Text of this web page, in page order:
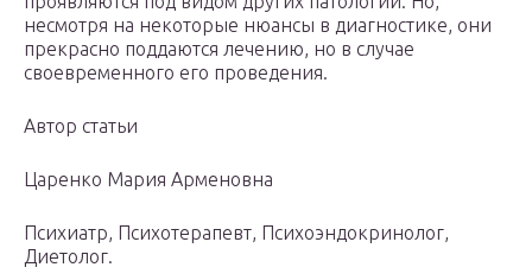
несмотря на некоторые нюансы в диагностике, они
прекрасно поддаются лечению, но в случае
своевременного его проведения.
Автор статьи
Царенко Мария Арменовна
Психиатр, Психотерапевт, Психоэндокринолог,
Диетолог.